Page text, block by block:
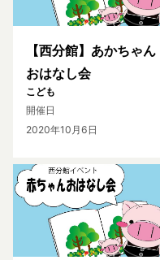
【西分館】あかちゃん
おはなし会
こども
開催日
2020年10月6日